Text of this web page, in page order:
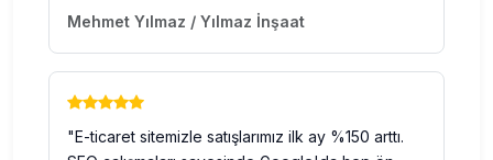
Mehmet Yılmaz / Yılmaz İnşaat
"E-ticaret sitemizle satışlarımız ilk ay %150 arttı.